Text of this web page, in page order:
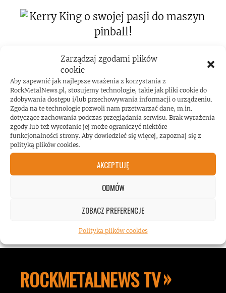
Zarządzaj zgodami plików
cookie
Aby zapewnić jak najlepsze wrażenia z korzystania z
RockMetalNews.pl, stosujemy technologie, takie jak pliki cookie do
zdobywania dostępu i/lub przechowywania informacji o urządzeniu.
Zgoda na te technologie pozwoli nam przetwarzać dane, m.in.
dotyczące zachowania podczas przeglądania serwisu. Brak wyrażenia
zgody lub też wycofanie jej może ograniczyć niektóre
funkcjonalności strony. Aby dowiedzieć się więcej, zapoznaj się z
polityką plików cookies.
AKCEPTUJĘ
ODMÓW
ZOBACZ PREFERENCJE
Polityka plików cookies
Kerry King o swojej pasji do maszyn
pinball!
Koncert AC/DC przekroczył poziom
ROCKMETALNEWS TV